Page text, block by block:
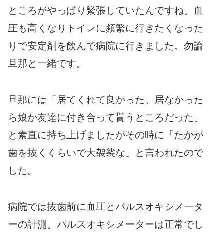
ところがやっぱり緊張していたんですね。血
圧も高くなりトイレに頻繁に行きたくなった
りで安定剤を飲んで病院に行きました。勿論
旦那と一緒です。
旦那には「居てくれて良かった、居なかった
ら娘か友達に付き合って貰うところだった」
と素直に持ち上げましたがその時に「たかが
歯を抜くくらいで大袈裟な」と言われたので
した。
病院では抜歯前に血圧とパルスオキシメータ
ーの計測。パルスオキシメーターは正常でし